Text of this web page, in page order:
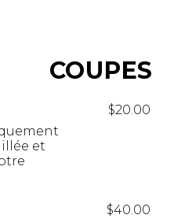
COUPES
$20.00
et
$40.00